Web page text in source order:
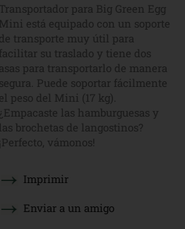
Transportador para Big Green Egg
Mini está equipado con un soporte
de transporte muy útil para
facilitar su traslado y tiene dos
asas para transportarlo de manera
segura. Puede soportar fácilmente
el peso del Mini (17 kg).
¿Empacaste las hamburguesas y
las brochetas de langostinos?
¡Perfecto, vámonos!
Imprimir
Enviar a un amigo